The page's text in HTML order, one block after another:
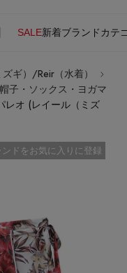
SALE新着ブランド カテ
セール情報を
ギ）/Reir（水着）
子・ソックス・ヨガマ
レオ (レイール（ミズ
済
ンドをお気に入りに登録